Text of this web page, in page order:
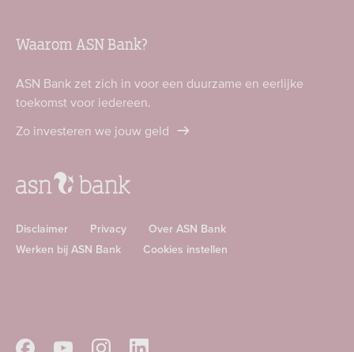
Waarom ASN Bank?
ASN Bank zet zich in voor een duurzame en eerlijke
toekomst voor iedereen.
Zo investeren we jouw geld
Disclaimer Privacy
Over ASN Bank
Werken bij ASN Bank
Cookies instellen
Volg Volg Volg